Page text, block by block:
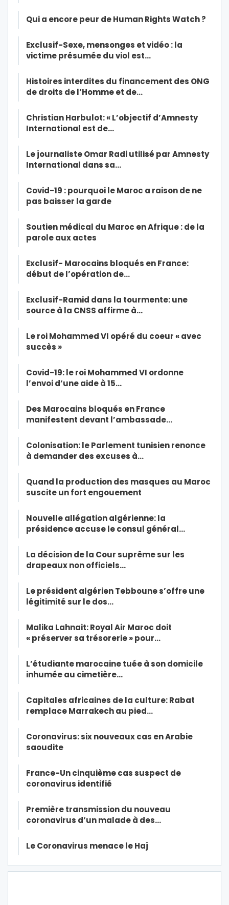
Qui a encore peur de Human Rights Watch ?
Exclusif-Sexe, mensonges et vidéo : la
victime présumée du viol est…
Histoires interdites du financement des ONG
de droits de l’Homme et de…
Christian Harbulot: « L’objectif d’Amnesty
International est de…
Le journaliste Omar Radi utilisé par Amnesty
International dans sa…
Covid-19 : pourquoi le Maroc a raison de ne
pas baisser la garde
Soutien médical du Maroc en Afrique : de la
parole aux actes
Exclusif- Marocains bloqués en France:
début de l’opération de…
Exclusif-Ramid dans la tourmente: une
source à la CNSS affirme à…
Le roi Mohammed VI opéré du coeur « avec
succès »
Covid-19: le roi Mohammed VI ordonne
l’envoi d’une aide à 15…
Des Marocains bloqués en France
manifestent devant l’ambassade…
Colonisation: le Parlement tunisien renonce
à demander des excuses à…
Quand la production des masques au Maroc
suscite un fort engouement
Nouvelle allégation algérienne: la
présidence accuse le consul général…
La décision de la Cour suprême sur les
drapeaux non officiels…
Le président algérien Tebboune s’offre une
légitimité sur le dos…
Malika Lahnait: Royal Air Maroc doit
« préserver sa trésorerie » pour…
L’étudiante marocaine tuée à son domicile
inhumée au cimetière…
Capitales africaines de la culture: Rabat
remplace Marrakech au pied…
Coronavirus: six nouveaux cas en Arabie
saoudite
France-Un cinquième cas suspect de
coronavirus identifié
Première transmission du nouveau
coronavirus d’un malade à des…
Le Coronavirus menace le Haj